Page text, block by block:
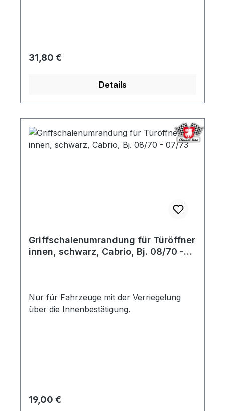
Regulärer Preis:
31,80 €
Details
Griffschalenumrandung für Türöffner
innen, schwarz, Cabrio, Bj. 08/70 -
Nur für Fahrzeuge mit der Verriegelung
über die Innenbestätigung.
Regulärer Preis:
19,00 €